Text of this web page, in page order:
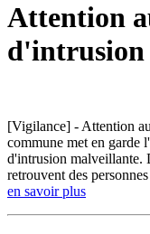
Attention
d'intrusion
[Vigilance] - Attention
commune met en garde
d'intrusion malveillante.
retrouvent des
en savoir plus